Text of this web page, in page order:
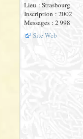
Lieu : Strasbourg
Inscription : 2002
Messages : 2 998
Site Web